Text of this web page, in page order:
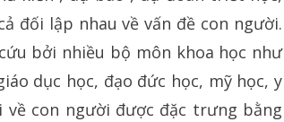
đối lập nhau về vấn đề con người.
bởi nhiều bộ môn khoa học như
dục học, đạo đức học, mỹ học, y
về con người được đặc trưng bằng